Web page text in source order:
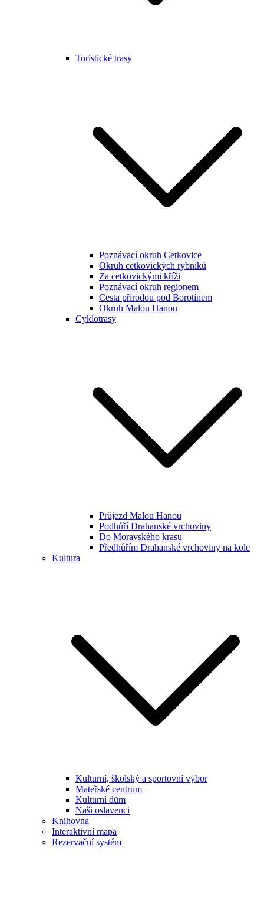
Turistické trasy
Poznávací okruh Cetkovice
Okruh cetkovických rybníků
Za cetkovickými kříži
Poznávací okruh regionem
Cesta přírodou pod Borotínem
Okruh Malou Hanou
Cyklotrasy
Průjezd Malou Hanou
Podhůří Drahanské vrchoviny
Do Moravského krasu
Předhůřím Drahanské vrchoviny na kole
Kultura
Kulturní, školský a sportovní výbor
Mateřské centrum
Kulturní dům
Naši oslavenci
Knihovna
Interaktivní mapa
Rezervační systém